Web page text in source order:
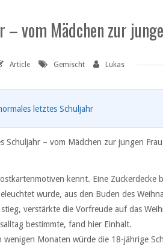
vom Mädchen zur
Article Gemischt Lukas
letztes Schuljahr
Schuljahr – vom Mädchen zur jungen
kennt. Eine Zuckerdecke
wurde, aus den Buden des
verstärkte die Vorfreude auf das
bestimmte, fand hier Einhalt.
Monaten würde die 18-jährige